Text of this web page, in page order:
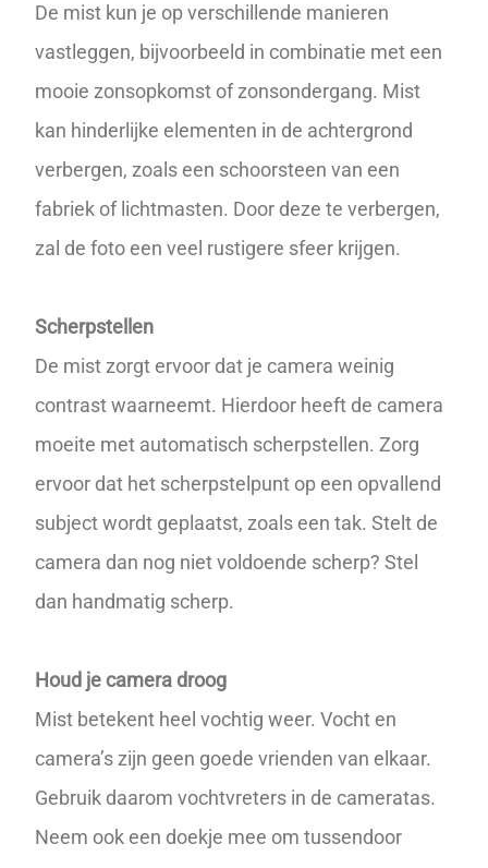
De mist kun je op verschillende manieren
vastleggen, bijvoorbeeld in combinatie met een
mooie zonsopkomst ofzonsondergang. Mist
kan hinderlijke elementen in de achtergrond
verbergen, zoals een schoorsteen van een
fabriek of lichtmasten. Door deze te verbergen,
zal de foto een veel rustigere sfeer krijgen.
Scherpstellen
De mist zorgt ervoor dat je camera weinig
contrast waarneemt. Hierdoor heeft de camera
moeite met automatisch scherpstellen. Zorg
ervoor dat het scherpstelpunt op een opvallend
subject wordt geplaatst, zoals een tak. Stelt de
camera dan nog niet voldoende scherp? Stel
dan handmatig scherp.
Houd je camera droog
Mist betekent heel vochtig weer. Vocht en
camera’s zijn geen goede vrienden van elkaar.
Gebruik daarom vochtvreters in de cameratas.
Neem ook een doekje mee om tussendoor